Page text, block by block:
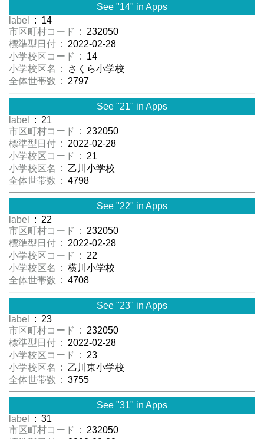
See "14" in Apps
label
: 14
市区町村コード
: 232050
標準型日付 : 2022-02-28
小学校区コード
: 14
小学校区名
: さくら小学校
全体世帯数 : 2797
See "21" in Apps
label
: 21
市区町村コード
: 232050
標準型日付 : 2022-02-28
小学校区コード
: 21
小学校区名
: 乙川小学校
全体世帯数 : 4798
See "22" in Apps
label
: 22
市区町村コード
: 232050
標準型日付 : 2022-02-28
小学校区コード
: 22
小学校区名
: 横川小学校
全体世帯数 : 4708
See "23" in Apps
label
: 23
市区町村コード
: 232050
標準型日付 : 2022-02-28
小学校区コード
: 23
小学校区名
: 乙川東小学校
全体世帯数 : 3755
See "31" in Apps
label
: 31
市区町村コード
: 232050